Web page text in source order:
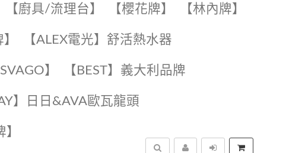
【廚具/流理台】 【櫻花牌】 【林內牌】
️️【ALEX電光】舒活熱水器️️
SVAGO】️ ️【BEST】️義大利品牌
】️日日&AVA歐瓦龍頭
】️
搜尋